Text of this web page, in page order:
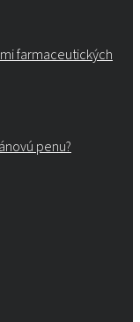
farmaceutických
penu?